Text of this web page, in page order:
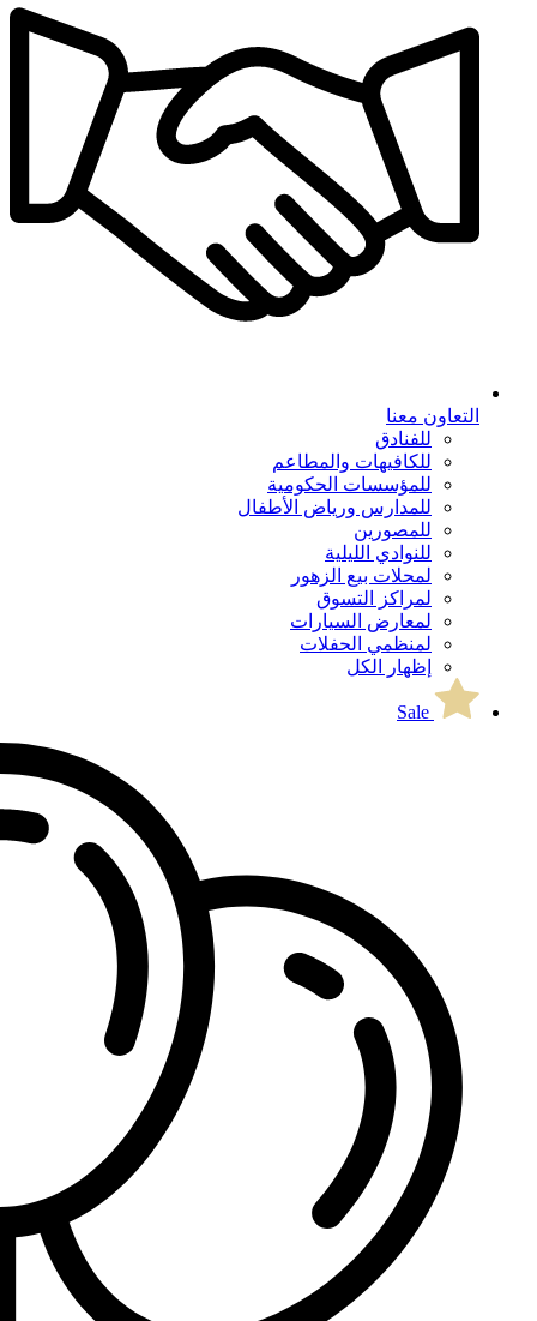
التعاون معنا
للفنادق
للكافيهات والمطاعم
للمؤسسات الحكومية
للمدارس ورياض الأطفال
للمصورين
للنوادي الليلية
لمحلات بيع الزهور
لمراكز التسوق
لمعارض السيارات
لمنظمي الحفلات
إظهار الكل